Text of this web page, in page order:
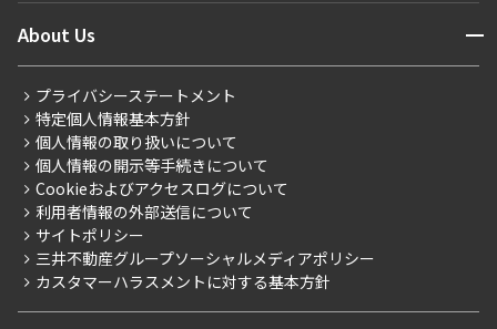
新着募集情報
こだわりから探す
こだわり一覧
プレミアムマンション
新築
当社限定（港区・渋谷区）
当社限定（港区・渋谷区以外）
三井不動産企画
住まいのコラム
会員ページ
ご入居・提携サービス
お部屋探しからご契約まで
よくあるご質問
社宅紹介
【仲介会社様向け】当社仲介事業部取り扱い物件入居申込
About Us 開閉
会社情報
事業案内
採用情報
ニュースリリース
お問い合わせ
プライバシーステートメント
特定個人情報基本方針
個人情報の取り扱いについて
個人情報の開示等手続きについて
Cookieおよびアクセスログについて
利用者情報の外部送信について
サイトポリシー
三井不動産グループソーシャルメディアポリシー
カスタマーハラスメントに対する基本方針